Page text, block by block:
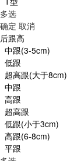
多选
确定 取消
后跟高
中跟(3-5cm)
低跟
超高跟(大于8cm)
中跟
高跟
超高跟
低跟(小于3cm)
高跟(6-8cm)
平跟